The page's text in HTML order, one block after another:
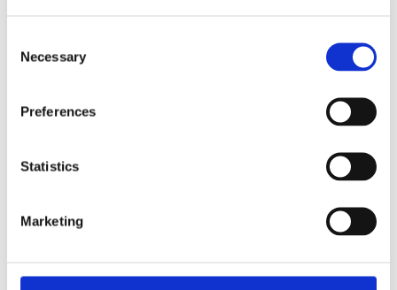
Selection
Necessary
Preferences
Statistics
Marketing
Vi utvikler produkter og konsepter i alle kanaler – Alt
fra enkle produkter til sammensatte kampanjer
Kontakt